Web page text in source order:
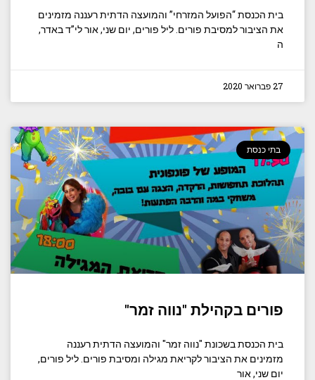
בית הכנסת “הפועל המזרחי” והמועצה הדתית רעננה מזמינים
את הציבור למסיבת פורים. ליל פורים, יום שני, אור לי”ד באדר,
ה
27 פברואר 2020
בתי כנסת
פורים בקהילת "נווה זמר"
בית הכנסת בשכונת "נווה זמר" והמועצה הדתית רעננה
מזמינים את הציבור לקריאת מגילה ומסיבת פורים. ליל פורים,
יום שני, אור